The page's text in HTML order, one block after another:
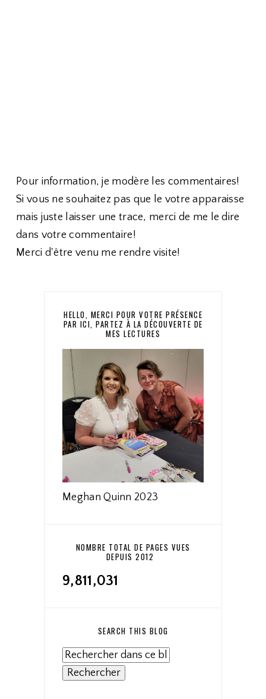
Pour information, je modère les commentaires!
Si vous ne souhaitez pas que le votre apparaisse
mais juste laisser une trace, merci de me le dire
dans votre commentaire!
Merci d'être venu me rendre visite!
HELLO, MERCI POUR VOTRE PRÉSENCE
PAR ICI, PARTEZ À LA DÉCOUVERTE DE
MES LECTURES
Meghan Quinn 2023
NOMBRE TOTAL DE PAGES VUES
DEPUIS 2012
9,811,031
SEARCH THIS BLOG